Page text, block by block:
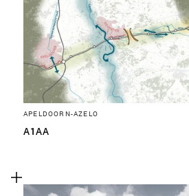
APELDOORN-AZELO
A1AA